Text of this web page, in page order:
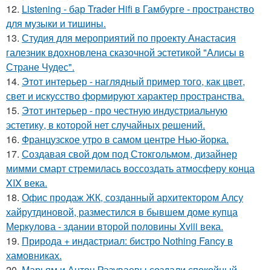
12. Listening - бар Trader Hifi в Гамбурге - пространство
для музыки и тишины.
13. Студия для мероприятий по проекту Анастасия
галезник вдохновлена сказочной эстетикой "Алисы в
Стране Чудес".
14. Этот интерьер - наглядный пример того, как цвет,
свет и искусство формируют характер пространства.
15. Этот интерьер - про честную индустриальную
эстетику, в которой нет случайных решений.
16. Французское утро в самом центре Нью-йорка.
17. Создавая свой дом под Стокгольмом, дизайнер
мимми смарт стремилась воссоздать атмосферу конца
XIX века.
18. Офис продаж ЖК, созданный архитектором Алсу
хайрутдиновой, разместился в бывшем доме купца
Меркулова - здании второй половины Xviii века.
19. Природа + индастриал: бистро Nothing Fancy в
хамовниках.